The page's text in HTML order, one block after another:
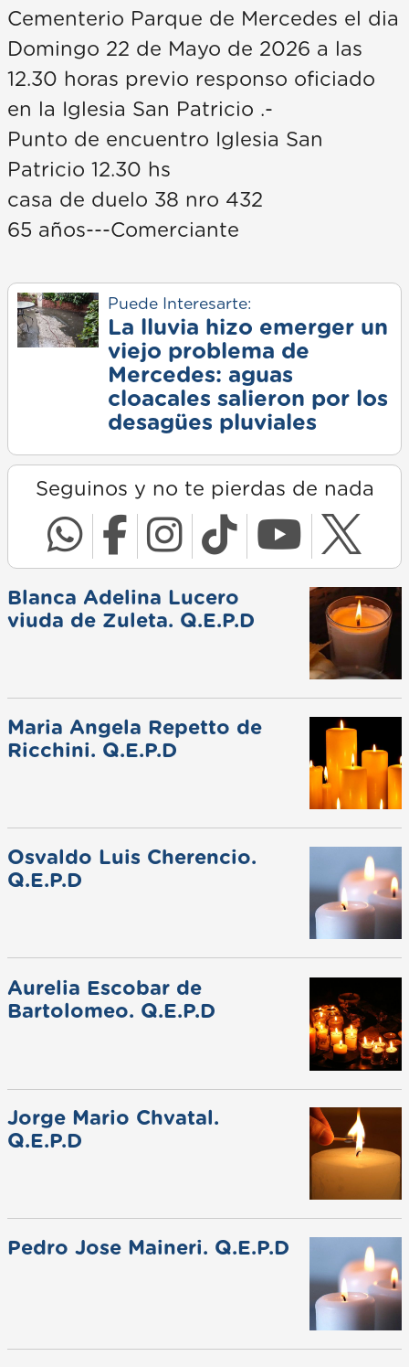
Cementerio Parque de Mercedes el dia
Domingo 22 de Mayo de 2026 a las
12.30 horas previo responso oficiado
en la Iglesia San Patricio .-
Punto de encuentro Iglesia San
Patricio 12.30 hs
casa de duelo 38 nro 432
65 años---Comerciante
Puede Interesarte:
La lluvia hizo emerger un
viejo problema de
Mercedes: aguas
cloacales salieron por los
desagües pluviales
Seguinos y no te pierdas de nada
Blanca Adelina Lucero
viuda de Zuleta. Q.E.P.D
Maria Angela Repetto de
Ricchini. Q.E.P.D
Osvaldo Luis Cherencio.
Q.E.P.D
Aurelia Escobar de
Bartolomeo. Q.E.P.D
Jorge Mario Chvatal.
Q.E.P.D
Pedro Jose Maineri. Q.E.P.D